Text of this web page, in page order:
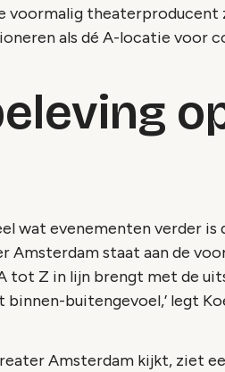
voormalig theaterproducent
als dé A-locatie voor
wat evenementen verder
Amsterdam staat aan de
tot Z in lijn brengt met de
buitengevoel,’ legt
Amsterdam kijkt, ziet